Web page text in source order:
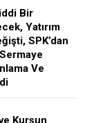
Bir
Yatırım
SPK’dan
Ve
Kurşun